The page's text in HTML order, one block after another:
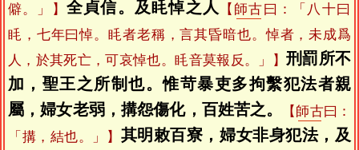
僻。」】 全貞信。及眊悼之人 【 師古曰：「八十曰
眊，七年曰悼。眊者老稱，言其昏暗也。悼者，未成爲
人，於其死亡，可哀悼也。眊音莫報反。」】 刑罰所不
加，聖王之所制也。惟苛暴吏多拘繫犯法者親
屬，婦女老弱，搆怨傷化，百姓苦之。
【 師古曰：
「搆，結也。」】 其明敕百寮，婦女非身犯法，及